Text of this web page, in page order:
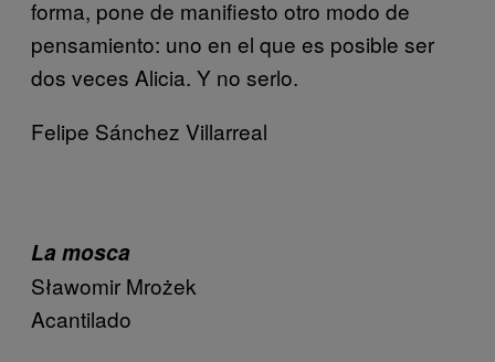
forma, pone de manifiesto otro modo de
pensamiento: uno en el que es posible ser
dos veces Alicia. Y no serlo.
Felipe Sánchez Villarreal
La mosca
Sławomir Mrożek
Acantilado